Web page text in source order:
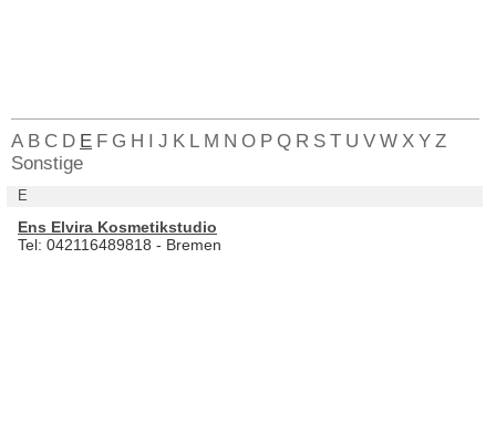
A B C D E F G H I J K L M N O P Q R S T U V W X Y Z
Sonstige
E
Ens Elvira Kosmetikstudio
Tel: 042116489818 - Bremen